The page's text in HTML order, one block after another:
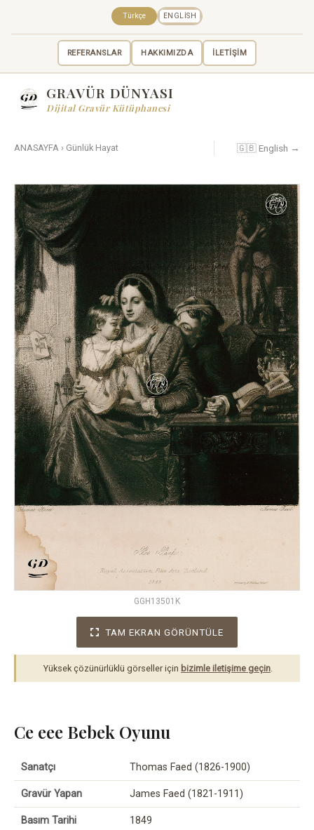
REFERANSLAR HAKKIMIZDA İLETİŞİM
Türkçe ENGLISH
GRAVÜR DÜNYASI
Dijital Gravür Kütüphanesi
ANASAYFA › Günlük Hayat 🇬🇧 English →
GGH13501K
TAM EKRAN GÖRÜNTÜLE
Yüksek çözünürlüklü görseller için bizimle iletişime geçin
Ce eee Bebek Oyunu
Sanatçı Thomas Faed (1826-1900)
Gravür Yapan James Faed (1821-1911)
Basım Tarihi 1849